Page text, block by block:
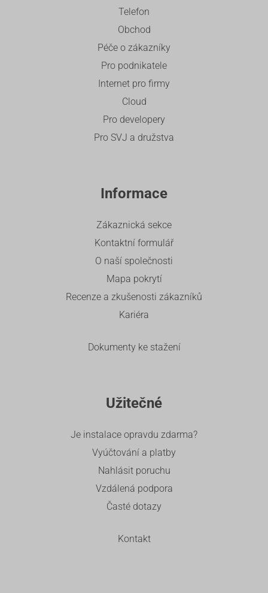
Telefon
Obchod
Péče o zákazníky
Pro podnikatele
Internet pro firmy
Cloud
Pro developery
Pro SVJ a družstva
Informace
Zákaznická sekce
Kontaktní formulář
O naší společnosti
Mapa pokrytí
Recenze a zkušenosti zákazníků
Kariéra
Dokumenty ke stažení
Užitečné
Je instalace opravdu zdarma?
Vyúčtování a platby
Nahlásit poruchu
Vzdálená podpora
Časté dotazy
Kontakt